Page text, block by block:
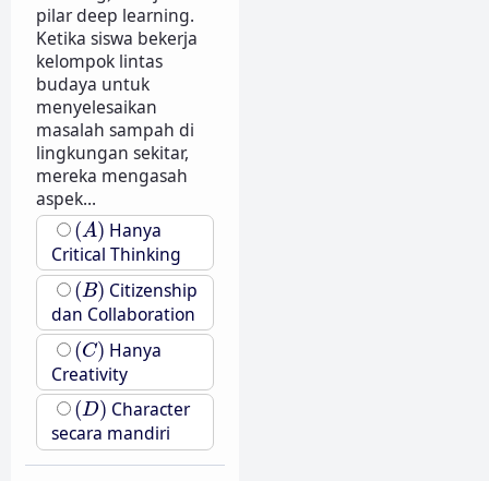
pilar deep learning.
Ketika siswa bekerja
kelompok lintas
budaya untuk
menyelesaikan
masalah sampah di
lingkungan sekitar,
mereka mengasah
aspek...
(A)
(A) Hanya
Critical Thinking
(B)
(B) Citizenship
dan Collaboration
(C)
(C) Hanya
Creativity
(D)
(D) Character
secara mandiri